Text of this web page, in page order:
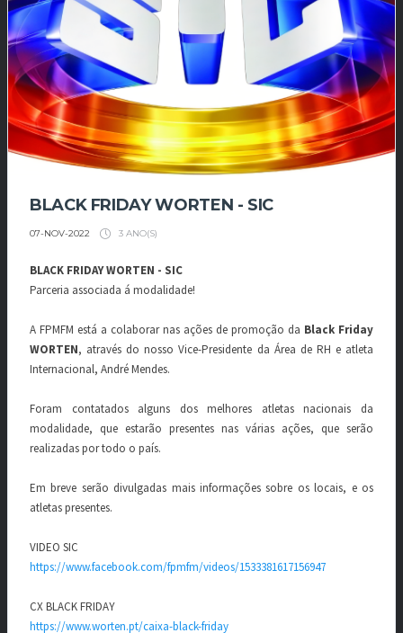
BLACK FRIDAY WORTEN - SIC
07-NOV-2022 3 ANO(S)
BLACK FRIDAY WORTEN - SIC
Parceria associada á modalidade!
A FPMFM está a colaborar nas ações de promoção da Black Friday
WORTEN, através do nosso Vice-Presidente da Área de RH e atleta
Internacional, André Mendes.
Foram contatados alguns dos melhores atletas nacionais da
modalidade, que estarão presentes nas várias ações, que serão
realizadas por todo o país.
Em breve serão divulgadas mais informações sobre os locais, e os
atletas presentes.
VIDEO SIC
https://www.facebook.com/fpmfm/videos/1533381617156947
CX BLACK FRIDAY
https://www.worten.pt/caixa-black-friday